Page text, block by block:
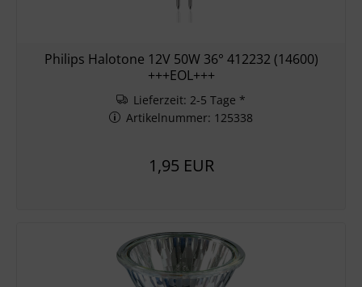
Philips Halotone 12V 50W 36° 412232 (14600)
+++EOL+++
Lieferzeit: 2-5 Tage *
Artikelnummer: 125338
1,95 EUR